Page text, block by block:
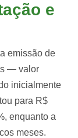
e
emissão de
— valor
inicialmente
para R$
enquanto a
meses.